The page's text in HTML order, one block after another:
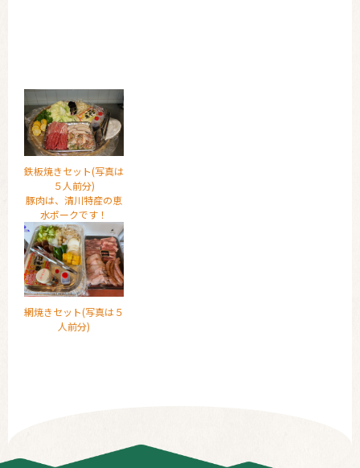
鉄板焼きセット(写真は
５人前分)
豚肉は、清川特産の恵
水ポークです！
網焼きセット(写真は５
人前分)